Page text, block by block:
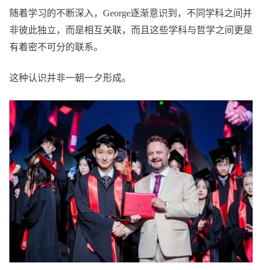
随着学习的不断深入，George逐渐意识到，不同学科之间并
非彼此独立，而是相互关联，而且这些学科与哲学之间更是
有着密不可分的联系。
这种认识并非一朝一夕形成。